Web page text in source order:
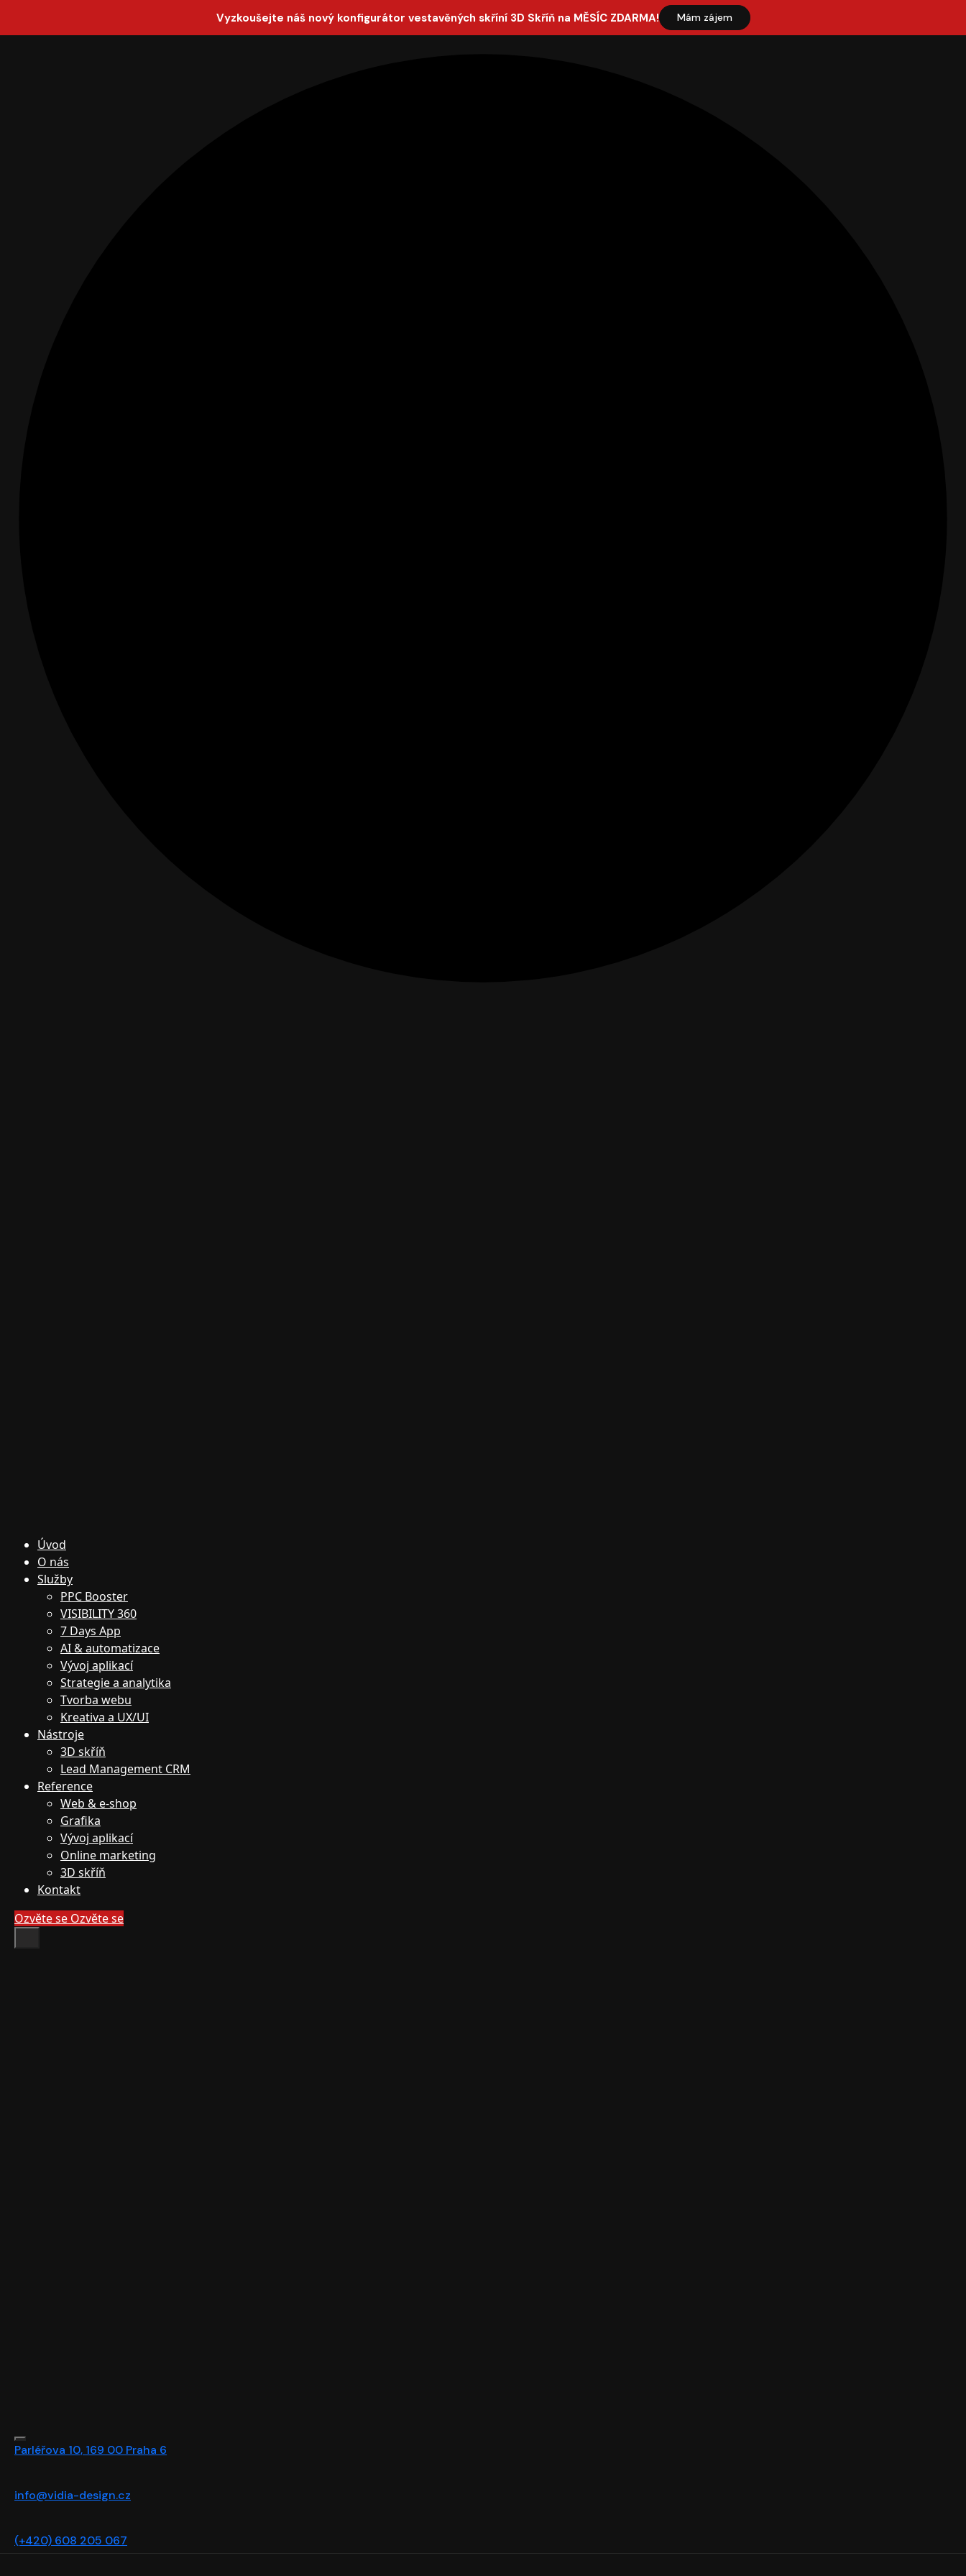
Vyzkoušejte náš nový konfigurátor vestavěných skříní 3D Skříň na MĚSÍC ZDARMA! Mám zájem
Úvod
O nás
Služby
PPC Booster
VISIBILITY 360
7 Days App
AI & automatizace
Vývoj aplikací
Strategie a analytika
Tvorba webu
Kreativa a UX/UI
Nástroje
3D skříň
Lead Management CRM
Reference
Web & e-shop
Grafika
Vývoj aplikací
Online marketing
3D skříň
Kontakt
Ozvěte se Ozvěte se
Parléřova 10, 169 00 Praha 6
info@vidia-design.cz
(+420) 608 205 067